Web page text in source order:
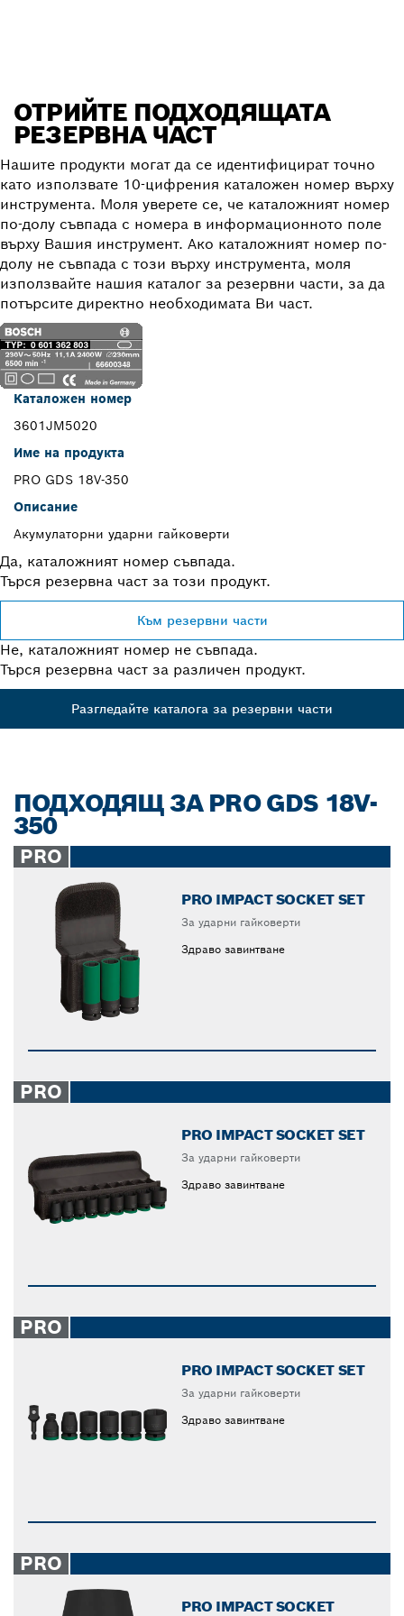
ОТРИЙТЕ ПОДХОДЯЩАТА
РЕЗЕРВНА ЧАСТ
Нашите продукти могат да се идентифицират точно
като използвате 10-цифрения каталожен номер върху
инструмента. Моля уверете се, че каталожният номер
по-долу съвпада с номера в информационното поле
върху Вашия инструмент. Ако каталожният номер по-
долу не съвпада с този върху инструмента, моля
използвайте нашия каталог за резервни части, за да
потърсите директно необходимата Ви част.
Каталожен номер
3601JM5020
Име на продукта
PRO GDS 18V-350
Описание
Акумулаторни ударни гайковерти
Да, каталожният номер съвпада.
Търся резервна част за този продукт.
Към резервни части
Не, каталожният номер не съвпада.
Търся резервна част за различен продукт.
Разгледайте каталога за резервни части
ПОДХОДЯЩ ЗА PRO GDS 18V-
350
PRO
PRO IMPACT SOCKET SET
За ударни гайковерти
Здраво завинтване
PRO
PRO IMPACT SOCKET SET
За ударни гайковерти
Здраво завинтване
PRO
PRO IMPACT SOCKET SET
За ударни гайковерти
Здраво завинтване
PRO
PRO IMPACT SOCKET